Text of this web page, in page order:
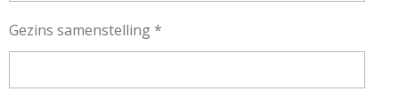
Gezins samenstelling *